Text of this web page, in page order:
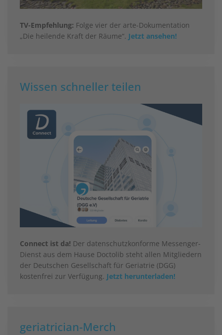
TV-Empfehlung: Folge vier der arte-Dokumentation
„Die heilende Kraft der Räume“. Jetzt ansehen!
Wissen schneller teilen
Connect ist da! Der datenschutzkonforme Messenger-
Dienst aus dem Hause Doctolib steht allen Mitgliedern
der Deutschen Gesellschaft für Geriatrie (DGG)
kostenfrei zur Verfügung. Jetzt herunterladen!
geriatrician-Merch